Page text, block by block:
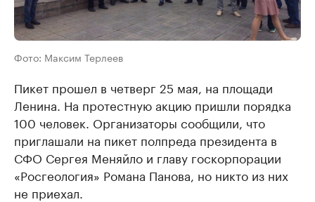
Фото: Максим Терлеев
Пикет прошел в четверг 25 мая, на площади
Ленина. На протестную акцию пришли порядка
100 человек. Организаторы сообщили, что
приглашали на пикет полпреда президента в
СФО Сергея Меняйло и главу госкорпорации
«Росгеология» Романа Панова, но никто из них
не приехал.